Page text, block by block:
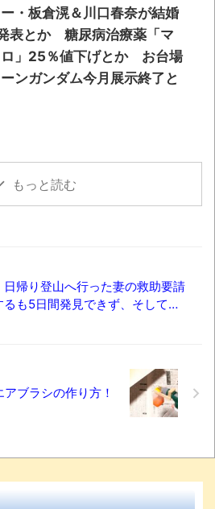
・板倉滉＆川口春奈が結婚
表とか 糖尿病治療薬「マ
ロ」25％値下げとか お台場
ンガンダム今月展示終了と
もっと読む
日帰り登山へ行った妻の救助要請
も5日間発見できず、そして…
アブラシの作り方！